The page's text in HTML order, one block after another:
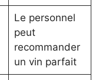
Le personnel
peut
recommander
un vin parfait